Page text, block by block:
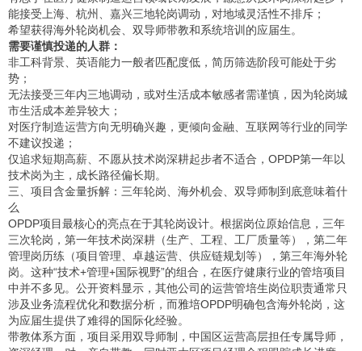
能接受上海、杭州、嘉兴三地轮岗调动，对地域灵活性不排斥；
希望获得海外轮岗机会、双导师带教和系统培训的应届生。
需要谨慎投递的人群：
非工科背景、英语能力一般者匹配度低，简历筛选阶段可能处于劣
势；
无法接受三年内三地调动，或对生活成本敏感者需谨慎，因为轮岗城
市生活成本差异较大；
对医疗制造运营方向无明确兴趣，更倾向金融、互联网等行业的同学
不建议投递；
仅追求短期高薪、不愿从技术岗深耕起步者不适合，OPDP第一年以
技术岗为主，成长路径偏长期。
三、项目含金量拆解：三年轮岗、海外机会、双导师制到底意味着什
么
OPDP项目最核心的亮点在于其轮岗设计。根据岗位原始信息，三年
三次轮岗，第一年技术岗深耕（生产、工程、工厂质量等），第二年
管理岗历练（项目管理、卓越运营、供应链规划等），第三年海外轮
岗。这种“技术+管理+国际视野”的组合，在医疗健康行业的管培项目
中并不多见。公开资料显示，其他公司的运营管培生岗位职责通常只
涉及业务流程优化和数据分析，而雅培OPDP明确包含海外轮岗，这
为应届生提供了难得的国际化经验。
带教体系方面，项目采用双导师制，中国区运营高层担任专属导师，